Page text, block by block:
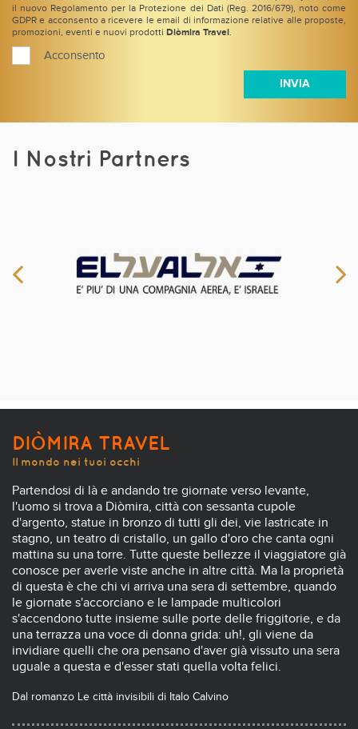
il nuovo Regolamento per la Protezione dei Dati (Reg. 2016/679), noto come
GDPR e acconsento a ricevere le email di informazione relative alle proposte,
promozioni, eventi e nuovi prodotti Diòmira Travel .
Acconsento
I Nostri Partners
DIÒMIRA TRAVEL
Il mondo nei tuoi occhi
Partendosi di là e andando tre giornate verso levante,
l'uomo si trova a Diòmira, città con sessanta cupole
d'argento, statue in bronzo di tutti gli dei, vie lastricate in
stagno, un teatro di cristallo, un gallo d'oro che canta ogni
mattina su una torre. Tutte queste bellezze il viaggiatore già
conosce per averle viste anche in altre città. Ma la proprietà
di questa è che chi vi arriva una sera di settembre, quando
le giornate s'accorciano e le lampade multicolori
s'accendono tutte insieme sulle porte delle friggitorie, e da
una terrazza una voce di donna grida: uh!, gli viene da
invidiare quelli che ora pensano d'aver già vissuto una sera
uguale a questa e d'esser stati quella volta felici.
Dal romanzo Le città invisibili di Italo Calvino